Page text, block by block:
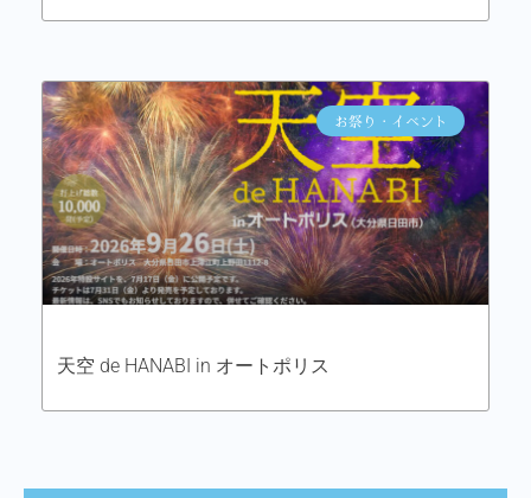
お祭り・イベント
天空 de HANABI in オートポリス